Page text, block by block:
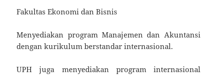
Fakultas Ekonomi dan Bisnis
Menyediakan program Manajemen dan Akuntansi
dengan kurikulum berstandar internasional.
UPH juga menyediakan program internasional